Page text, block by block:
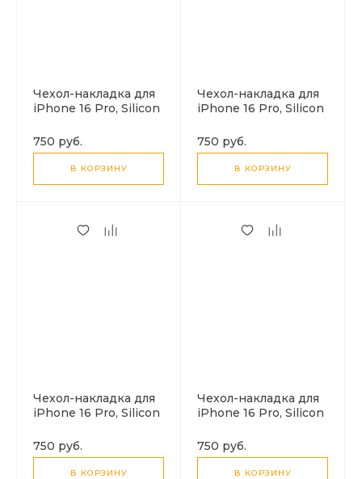
Чехол-накладка для
iPhone 16 Pro, Silicon
(MagSafe), без лого,
X-CASE, ярко-
розовый
750 руб.
В КОРЗИНУ
Чехол-накладка для
iPhone 16 Pro, Silicon
(MagSafe), без лого,
X-CASE, черный
750 руб.
В КОРЗИНУ
Чехол-накладка для
iPhone 16 Pro, Silicon
(MagSafe), без лого,
X-CASE, угольно-
серый
750 руб.
В КОРЗИНУ
Чехол-накладка для
iPhone 16 Pro, Silicon
(MagSafe), без лого,
X-CASE, сиреневый
750 руб.
В КОРЗИНУ